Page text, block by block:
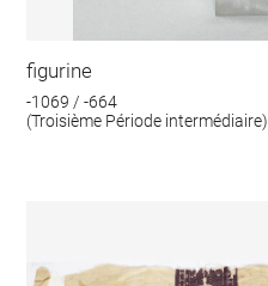
figurine
-1069 / -664
(Troisième Période intermédiaire)